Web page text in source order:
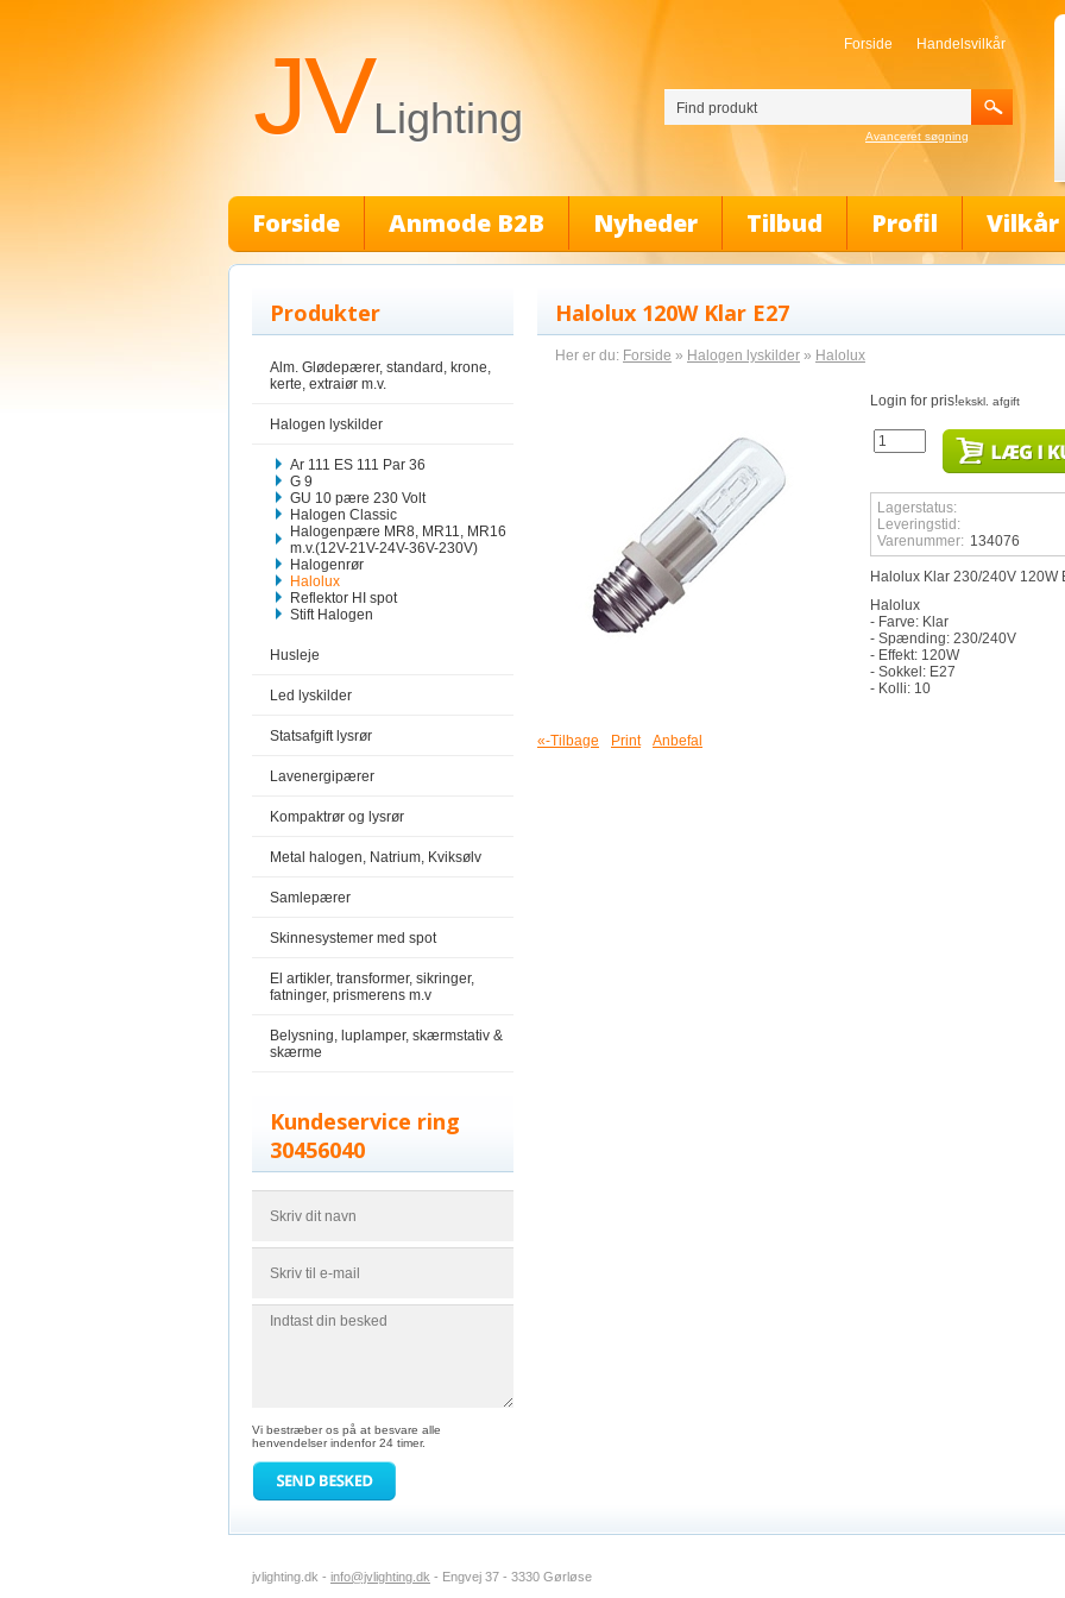
Avanceret søgning
Forside Handelsvilkår
JVLighting
Forside Anmode B2B Nyheder Tilbud Profil Vilkår
Produkter
Alm. Glødepærer, standard, krone,
kerte, extraiør m.v.
Halogen lyskilder
Ar 111 ES 111 Par 36
G 9
GU 10 pære 230 Volt
Halogen Classic
Halogenpære MR8, MR11, MR16
m.v.(12V-21V-24V-36V-230V)
Halogenrør
Halolux
Reflektor HI spot
Stift Halogen
Husleje
Led lyskilder
Statsafgift lysrør
Lavenergipærer
Kompaktrør og lysrør
Metal halogen, Natrium, Kviksølv
Samlepærer
Skinnesystemer med spot
El artikler, transformer, sikringer,
fatninger, prismerens m.v
Belysning, luplamper, skærmstativ &
skærme
Kundeservice ring
30456040
Vi bestræber os på at besvare alle
henvendelser indenfor 24 timer.
Halolux 120W Klar E27
Her er du: Forside » Halogen lyskilder » Halolux
Login for pris!ekskl. afgift
Lagerstatus:
Leveringstid:
Varenummer: 134076
Halolux Klar 230/240V 120W
Halolux
- Farve: Klar
- Spænding: 230/240V
- Effekt: 120W
- Sokkel: E27
- Kolli: 10
«-Tilbage Print Anbefal
jvlighting.dk - info@jvlighting.dk - Engvej 37 - 3330 Gørløse